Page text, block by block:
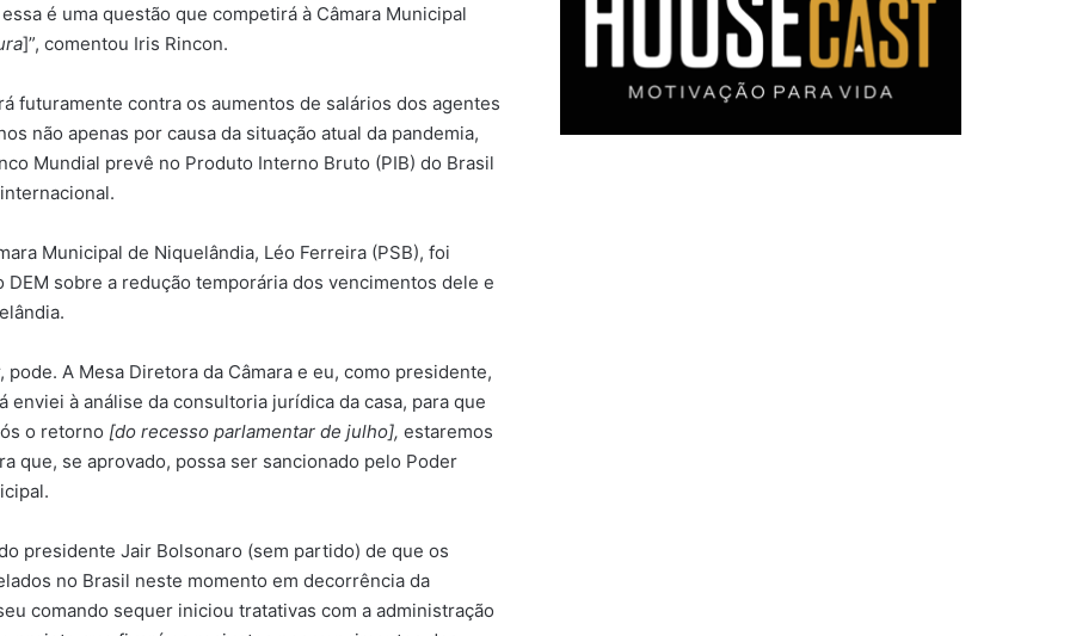
é uma questão que competirá à Câmara Municipal
]”, comentou Iris Rincon.
futuramente contra os aumentos de salários dos agentes
não apenas por causa da situação atual da pandemia,
Mundial prevê no Produto Interno Bruto (PIB) do Brasil
Municipal de Niquelândia, Léo Ferreira (PSB), foi
sobre a redução temporária dos vencimentos dele e
A Mesa Diretora da Câmara e eu, como presidente,
à análise da consultoria jurídica da casa, para que
o retorno [do recesso parlamentar de julho], estaremos
que, se aprovado, possa ser sancionado pelo Poder
presidente Jair Bolsonaro (sem partido) de que os
no Brasil neste momento em decorrência da
comando sequer iniciou tratativas com a administração
anos morre em confronto com a
PM em Niquelândia
CONFERÊNCIA MUNICIPAL DE SAÚDE –